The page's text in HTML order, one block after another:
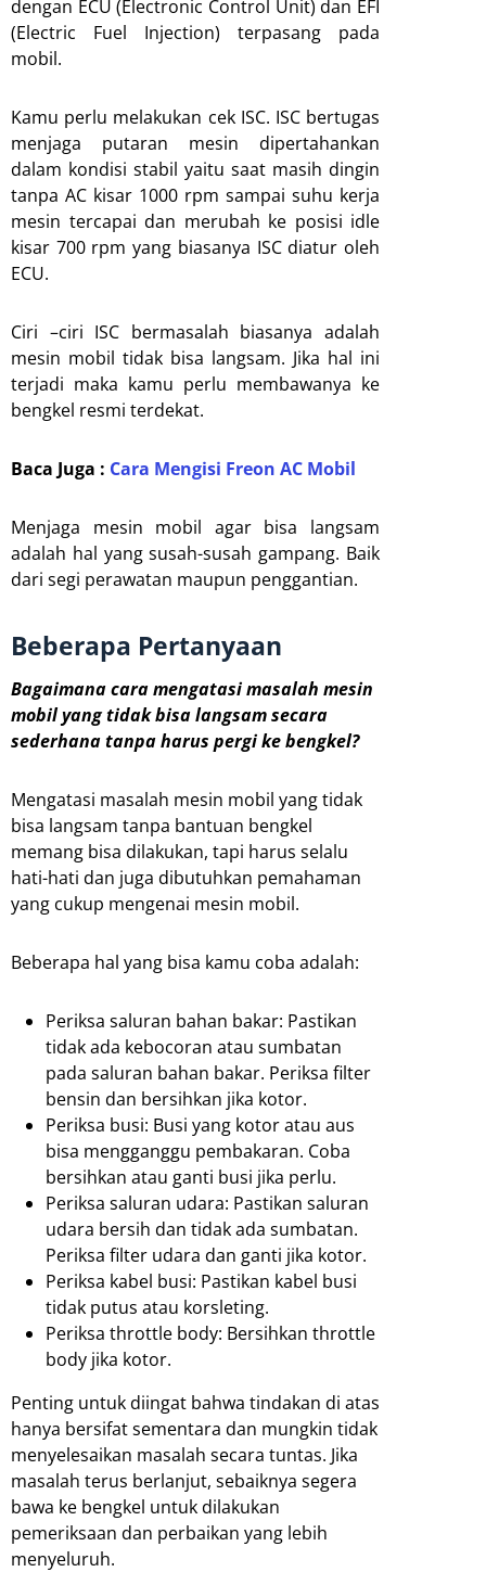
dengan ECU (Electronic Control Unit) dan EFI
(Electric Fuel Injection) terpasang pada
mobil.
Kamu perlu melakukan cek ISC. ISC bertugas
menjaga putaran mesin dipertahankan
dalam kondisi stabil yaitu saat masih dingin
tanpa AC kisar 1000 rpm sampai suhu kerja
mesin tercapai dan merubah ke posisi idle
kisar 700 rpm yang biasanya ISC diatur oleh
ECU.
Ciri –ciri ISC bermasalah biasanya adalah
mesin mobil tidak bisa langsam. Jika hal ini
terjadi maka kamu perlu membawanya ke
bengkel resmi terdekat.
Baca Juga : Cara Mengisi Freon AC Mobil
Menjaga mesin mobil agar bisa langsam
adalah hal yang susah-susah gampang. Baik
dari segi perawatan maupun penggantian.
Beberapa Pertanyaan
Bagaimana cara mengatasi masalah mesin
mobil yang tidak bisa langsam secara
sederhana tanpa harus pergi ke bengkel?
Mengatasi masalah mesin mobil yang tidak
bisa langsam tanpa bantuan bengkel
memang bisa dilakukan, tapi harus selalu
hati-hati dan juga dibutuhkan pemahaman
yang cukup mengenai mesin mobil.
Beberapa hal yang bisa kamu coba adalah:
Periksa saluran bahan bakar: Pastikan
tidak ada kebocoran atau sumbatan
pada saluran bahan bakar. Periksa filter
bensin dan bersihkan jika kotor.
Periksa busi: Busi yang kotor atau aus
bisa mengganggu pembakaran. Coba
bersihkan atau ganti busi jika perlu.
Periksa saluran udara: Pastikan saluran
udara bersih dan tidak ada sumbatan.
Periksa filter udara dan ganti jika kotor.
Periksa kabel busi: Pastikan kabel busi
tidak putus atau korsleting.
Periksa throttle body: Bersihkan throttle
body jika kotor.
Penting untuk diingat bahwa tindakan di atas
hanya bersifat sementara dan mungkin tidak
menyelesaikan masalah secara tuntas. Jika
masalah terus berlanjut, sebaiknya segera
bawa ke bengkel untuk dilakukan
pemeriksaan dan perbaikan yang lebih
menyeluruh.